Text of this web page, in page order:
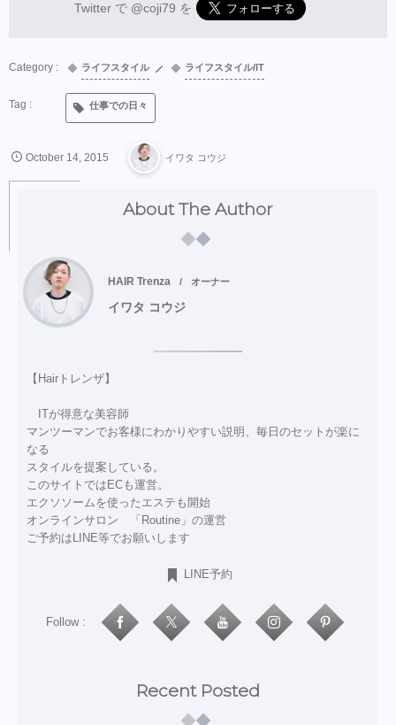
Twitter で @coji79 を
ライフスタイル ライフスタイル/IT
仕事での日々
October 14 2015 イワタ コウジ
About The Author
HAIR Trenza オーナー
イワタ コウジ
【Hairトレンザ】
ITが得意な美容師
マンツーマンでお客様にわかりやすい説明、毎日のセットが楽に
なる
スタイルを提案している。
このサイトではECも運営。
エクソソームを使ったエステも開始
オンラインサロン 「Routine」の運営
ご予約はLINE等でお願いします
LINE予約
Follow :
Recent Posted